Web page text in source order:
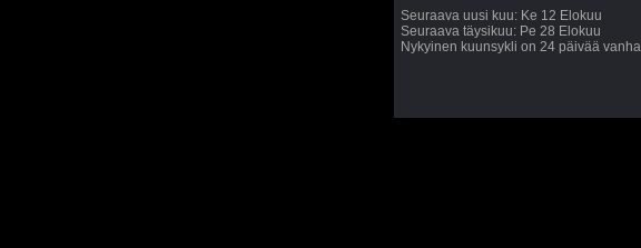
Seuraava uusi kuu: Ke 12 Elokuu
Seuraava täysikuu: Pe 28 Elokuu
Nykyinen kuunsykli on 24 päivää vanha